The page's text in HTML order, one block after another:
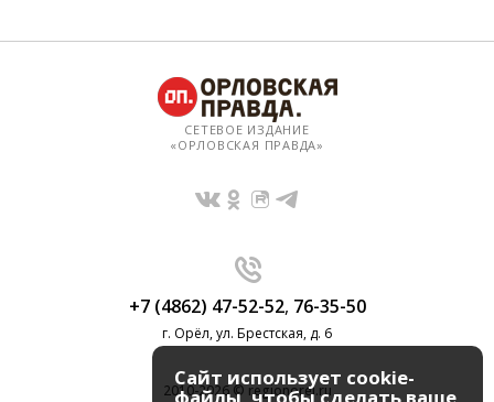
СЕТЕВОЕ ИЗДАНИЕ
«ОРЛОВСКАЯ ПРАВДА»
+7 (4862) 47-52-52, 76-35-50
г. Орёл, ул. Брестская, д. 6
2010-2026 © regionorel.ru
Сайт использует cookie-